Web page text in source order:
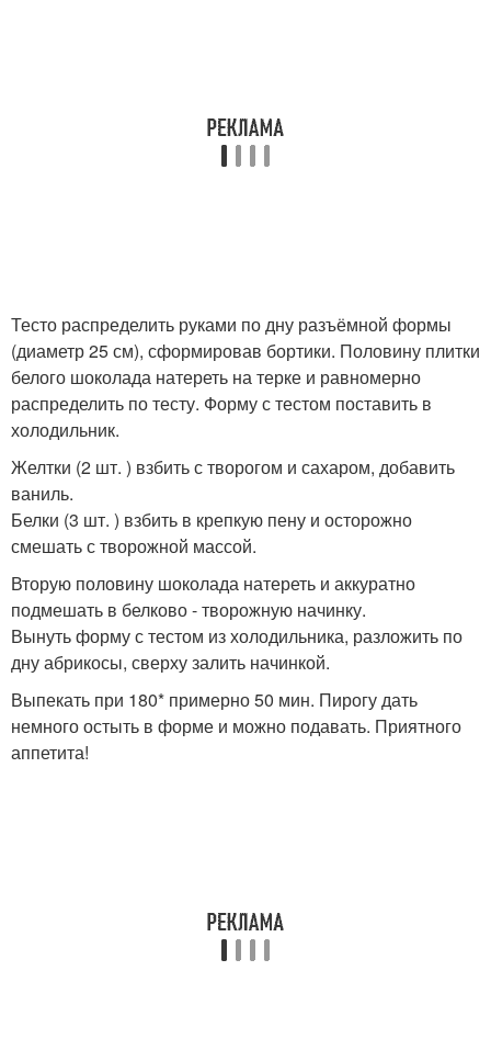
Тесто распределить руками по дну разъёмной формы
(диаметр 25 см), сформировав бортики. Половину плитки
белого шоколада натереть на терке и равномерно
распределить по тесту. Форму с тестом поставить в
холодильник.
Желтки (2 шт. ) взбить с творогом и сахаром, добавить
ваниль.
Белки (3 шт. ) взбить в крепкую пену и осторожно
смешать с творожной массой.
Вторую половину шоколада натереть и аккуратно
подмешать в белково - творожную начинку.
Вынуть форму с тестом из холодильника, разложить по
дну абрикосы, сверху залить начинкой.
Выпекать при 180* примерно 50 мин. Пирогу дать
немного остыть в форме и можно подавать. Приятного
аппетита!